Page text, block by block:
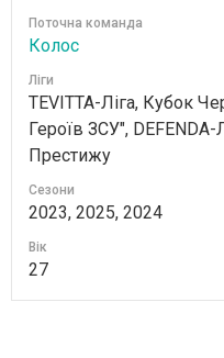
Поточна команда
Колос
Ліги
TEVITTA-Ліга, Кубок
Героїв ЗСУ", DEFENDA-
Престижу
Сезони
2023, 2025, 2024
Вік
27